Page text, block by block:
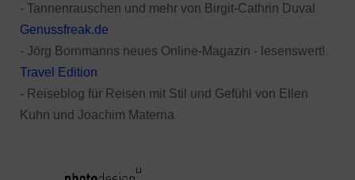
- Tannenrauschen und mehr von Birgit-Cathrin Duval
Genussfreak.de
- Jörg Bornmanns neues Online-Magazin - lesenswert!
Travel Edition
- Reiseblog für Reisen mit Stil und Gefühl von Ellen
Kuhn und Joachim Materna